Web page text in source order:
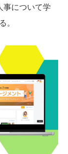
事について学